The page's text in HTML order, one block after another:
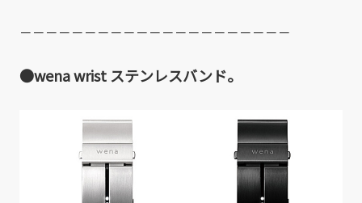
－－－－－－－－－－－－－－－－－－－－－
●wena wrist ステンレスバンド。